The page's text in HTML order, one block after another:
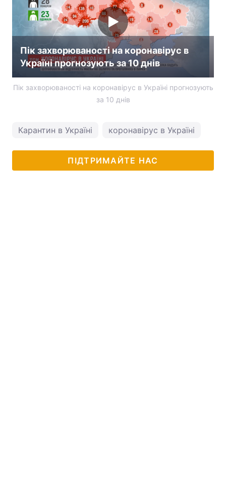
Пік захворюваності на коронавірус в
Україні прогнозують за 10 днів
Пік захворюваності на коронавірус в Україні прогнозують
за 10 днів
Карантин в Україні коронавірус в Україні
ПІДТРИМАЙТЕ НАС